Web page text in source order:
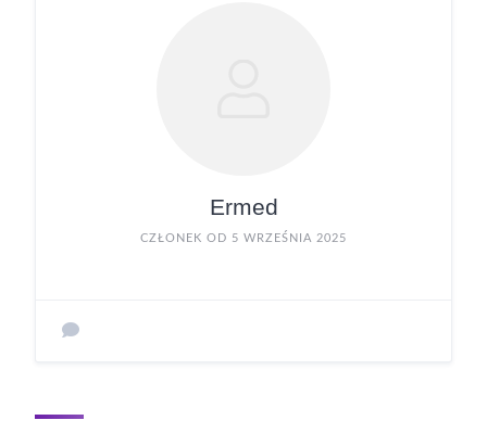
Ermed
CZŁONEK OD 5 WRZEŚNIA 2025